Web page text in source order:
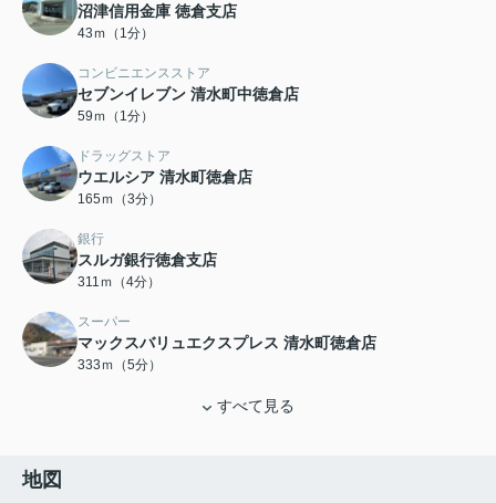
沼津信用金庫 徳倉支店
43ｍ（1分）
コンビニエンスストア
セブンイレブン 清水町中徳倉店
59ｍ（1分）
ドラッグストア
ウエルシア 清水町徳倉店
165ｍ（3分）
銀行
スルガ銀行徳倉支店
311ｍ（4分）
スーパー
マックスバリュエクスプレス 清水町徳倉店
333ｍ（5分）
すべて見る
地図